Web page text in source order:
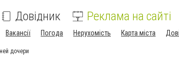
Довідник Реклама на сайті
Вакансії Погода Нерухомість Карта міста
дочери